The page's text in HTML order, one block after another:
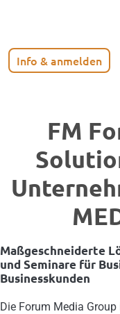
Info & anmelden
FM
Maßgeschneiderte
und Seminare für
Businesskunden
Die Forum Media